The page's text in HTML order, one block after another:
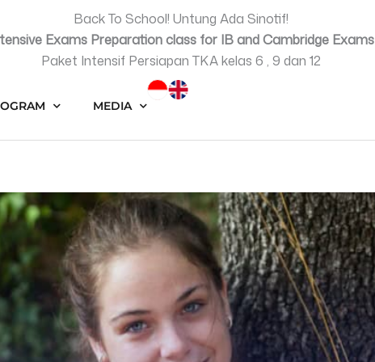
Back To School! Untung Ada Sinotif!
Exams Preparation class for IB and Cambridge Exams
Paket Intensif Persiapan TKA kelas 6 , 9 dan 12
MEDIA